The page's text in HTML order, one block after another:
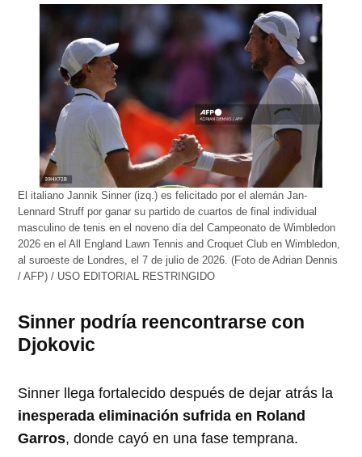
El italiano Jannik Sinner (izq.) es felicitado por el alemán Jan-
Lennard Struff por ganar su partido de cuartos de final individual
masculino de tenis en el noveno día del Campeonato de Wimbledon
2026 en el All England Lawn Tennis and Croquet Club en Wimbledon,
al suroeste de Londres, el 7 de julio de 2026. (Foto de Adrian Dennis
/ AFP) / USO EDITORIAL RESTRINGIDO
Sinner podría reencontrarse con
Djokovic
Sinner llega fortalecido después de dejar atrás la
inesperada eliminación sufrida en Roland
Garros, donde cayó en una fase temprana.